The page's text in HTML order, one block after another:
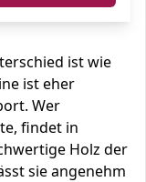
ist wie
ist eher
Wer
findet in
Holz der
sie angenehm